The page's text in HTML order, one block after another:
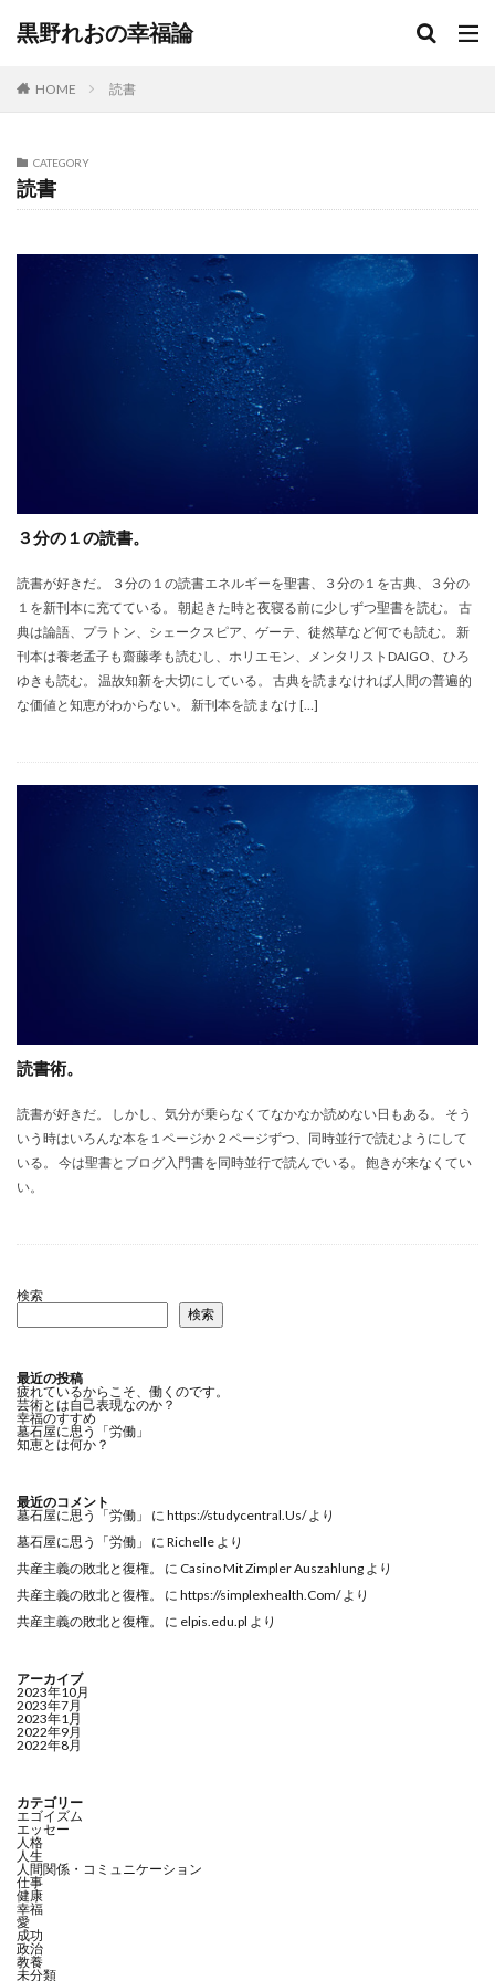
黒野れおの幸福論
HOME 読書
CATEGORY
読書
３分の１の読書。
読書が好きだ。 ３分の１の読書エネルギーを聖書、３分の１を古典、３分の
１を新刊本に充てている。 朝起きた時と夜寝る前に少しずつ聖書を読む。 古
典は論語、プラトン、シェークスピア、ゲーテ、徒然草など何でも読む。 新
刊本は養老孟子も齋藤孝も読むし、ホリエモン、メンタリストDAIGO、ひろ
ゆきも読む。 温故知新を大切にしている。 古典を読まなければ人間の普遍的
な価値と知恵がわからない。 新刊本を読まなけ […]
読書術。
読書が好きだ。 しかし、気分が乗らなくてなかなか読めない日もある。 そう
いう時はいろんな本を１ページか２ページずつ、同時並行で読むようにして
いる。 今は聖書とブログ入門書を同時並行で読んでいる。 飽きが来なくてい
い。
検索
検索
最近の投稿
疲れているからこそ、働くのです。
芸術とは自己表現なのか？
幸福のすすめ
墓石屋に思う「労働」
知恵とは何か？
最近のコメント
墓石屋に思う「労働」
に https://studycentral.Us/より
墓石屋に思う「労働」
に Richelle より
共産主義の敗北と復権。
に Casino Mit Zimpler Auszahlung より
共産主義の敗北と復権。
に https://simplexhealth.Com/より
共産主義の敗北と復権。
に elpis.edu.pl より
アーカイブ
2023年10月
2023年7月
2023年1月
2022年9月
2022年8月
カテゴリー
エゴイズム
エッセー
人格
人生
人間関係・コミュニケーション
仕事
健康
幸福
愛
成功
政治
教養
未分類